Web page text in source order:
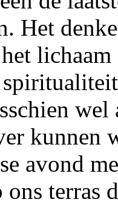
Het
wel
kunnen
avond
ons terras